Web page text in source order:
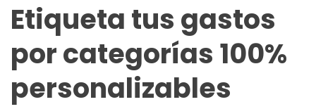
Etiqueta tus gastos
por categorías 100%
personalizables